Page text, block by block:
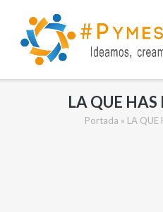
contenido
LA QUE
Portada » LA QUE